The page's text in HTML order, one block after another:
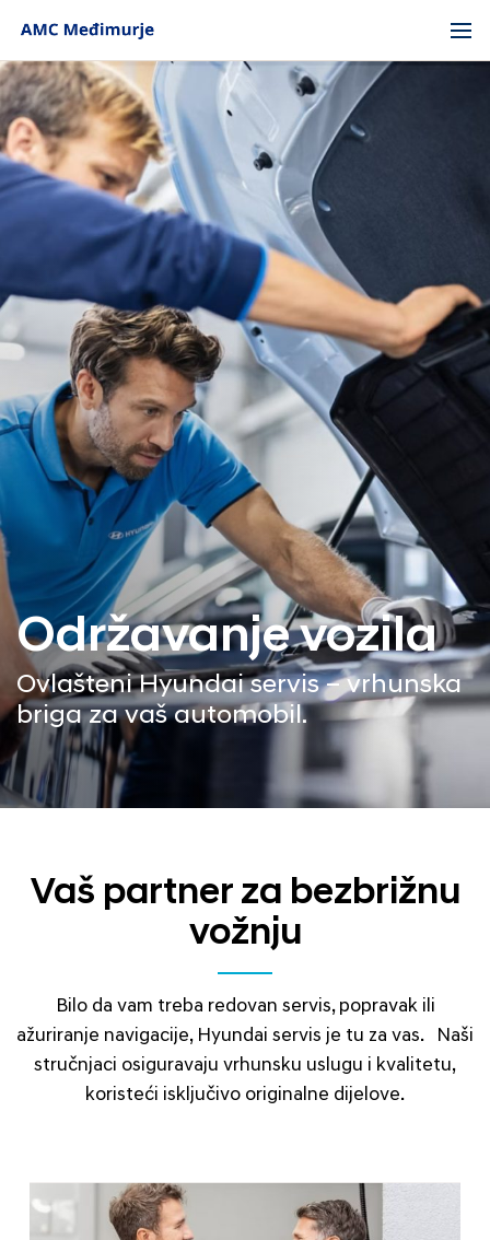
Održavanje vozila
Ovlašteni Hyundai servis – vrhunska
briga za vaš automobil.
Vaš partner za bezbrižnu
vožnju
Bilo da vam treba redovan servis, popravak ili
ažuriranje navigacije, Hyundai servis je tu za vas. Naši
stručnjaci osiguravaju vrhunsku uslugu i kvalitetu,
koristeći isključivo originalne dijelove.